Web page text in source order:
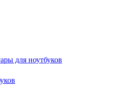
для ноутбуков